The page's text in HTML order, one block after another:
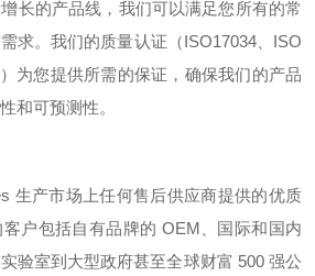
长的产品线，我们可以满足您所有的常
求。我们的质量认证（ISO17034、 ISO
）为您提供所需的保证，确保我们的产品
和可预测性。
生产市场上任何售后供应商提供的优质
户包括自有品牌的 OEM 、国际和国内
验室到大型政府甚至全球财富 500 强公